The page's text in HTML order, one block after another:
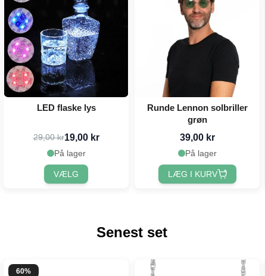
LED flaske lys
29,00 kr19,00 kr
På lager
VÆLG
Runde Lennon solbriller
grøn
39,00 kr
På lager
LÆG I KURV
Senest set
60%